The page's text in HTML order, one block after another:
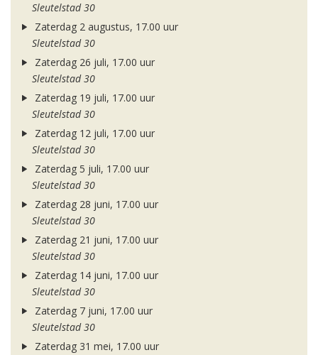
Sleutelstad 30
Zaterdag 2 augustus, 17.00 uur
Sleutelstad 30
Zaterdag 26 juli, 17.00 uur
Sleutelstad 30
Zaterdag 19 juli, 17.00 uur
Sleutelstad 30
Zaterdag 12 juli, 17.00 uur
Sleutelstad 30
Zaterdag 5 juli, 17.00 uur
Sleutelstad 30
Zaterdag 28 juni, 17.00 uur
Sleutelstad 30
Zaterdag 21 juni, 17.00 uur
Sleutelstad 30
Zaterdag 14 juni, 17.00 uur
Sleutelstad 30
Zaterdag 7 juni, 17.00 uur
Sleutelstad 30
Zaterdag 31 mei, 17.00 uur